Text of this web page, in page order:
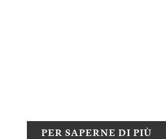
PER SAPERNE DI PIÙ